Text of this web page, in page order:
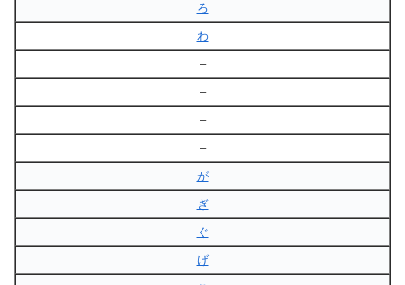
ろ
わ
–
–
–
–
が
ぎ
ぐ
げ